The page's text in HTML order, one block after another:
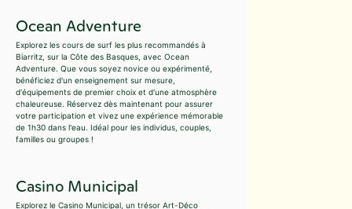
Ocean Adventure
Explorez les cours de surf les plus recommandés à
Biarritz, sur la Côte des Basques, avec Ocean
Adventure. Que vous soyez novice ou expérimenté,
bénéficiez d'un enseignement sur mesure,
d'équipements de premier choix et d'une atmosphère
chaleureuse. Réservez dès maintenant pour assurer
votre participation et vivez une expérience mémorable
de 1h30 dans l'eau. Idéal pour les individus, couples,
familles ou groupes !
Casino Municipal
Explorez le Casino Municipal, un trésor Art-Déco